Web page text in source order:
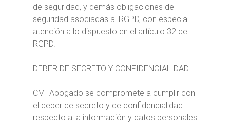
de seguridad, y demás obligaciones de
seguridad asociadas al RGPD, con especial
atención a lo dispuesto en el artículo 32 del
RGPD.
DEBER DE SECRETO Y CONFIDENCIALIDAD
CMI Abogado se compromete a cumplir con
el deber de secreto y de confidencialidad
respecto a la información y datos personales